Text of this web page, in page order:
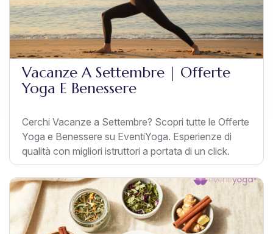
Vacanze A Settembre | Offerte
Yoga E Benessere
Cerchi Vacanze a Settembre? Scopri tutte le Offerte
Yoga e Benessere su EventiYoga. Esperienze di
qualità con migliori istruttori a portata di un click.